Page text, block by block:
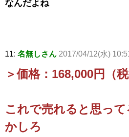
なんだよね
11: 名無しさん 2017/04/12(水)
＞価格：168,000円（税
これで売れると思っ
かしろ